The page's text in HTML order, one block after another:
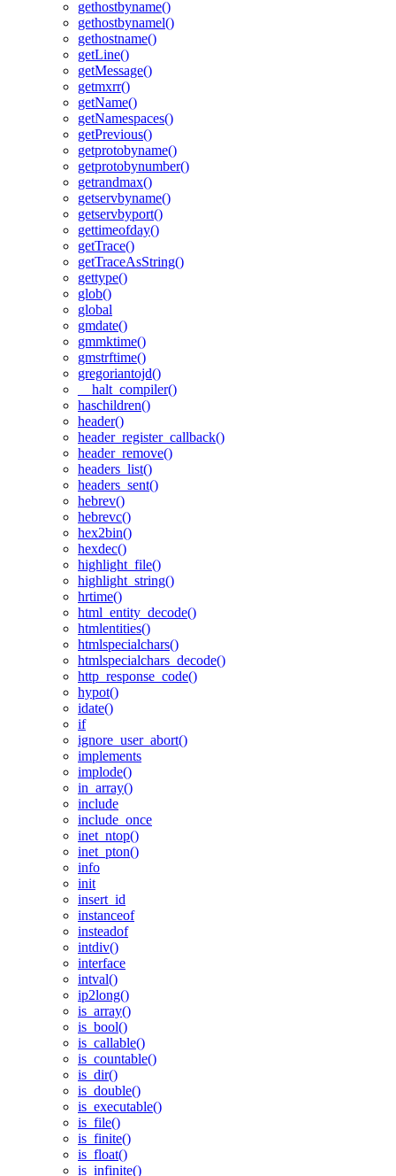
gethostbyname()
gethostbynamel()
gethostname()
getLine()
getMessage()
getmxrr()
getName()
getNamespaces()
getPrevious()
getprotobyname()
getprotobynumber()
getrandmax()
getservbyname()
getservbyport()
gettimeofday()
getTrace()
getTraceAsString()
gettype()
glob()
global
gmdate()
gmmktime()
gmstrftime()
gregoriantojd()
__halt_compiler()
haschildren()
header()
header_register_callback()
header_remove()
headers_list()
headers_sent()
hebrev()
hebrevc()
hex2bin()
hexdec()
highlight_file()
highlight_string()
hrtime()
html_entity_decode()
htmlentities()
htmlspecialchars()
htmlspecialchars_decode()
http_response_code()
hypot()
idate()
if
ignore_user_abort()
implements
implode()
in_array()
include
include_once
inet_ntop()
inet_pton()
info
init
insert_id
instanceof
insteadof
intdiv()
interface
intval()
ip2long()
is_array()
is_bool()
is_callable()
is_countable()
is_dir()
is_double()
is_executable()
is_file()
is_finite()
is_float()
is_infinite()